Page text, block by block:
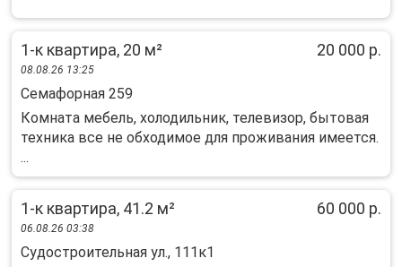
1-к квартира, 20 м² 20 000 р.
08.08.26 13:25
Семафорная 259
Комната мебель, холодильник, телевизор, бытовая
техника все не обходимое для проживания имеется.
...
1-к квартира, 41.2 м² 60 000 р.
06.08.26 03:38
Судостроительная ул., 111к1